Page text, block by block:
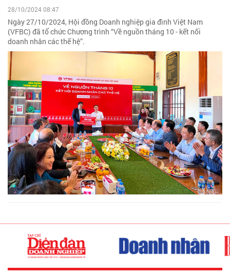
28/10/2024 08:47
Ngày 27/10/2024, Hội đồng Doanh nghiệp gia đình Việt Nam
(VFBC) đã tổ chức Chương trình “Về nguồn tháng 10 - kết nối
doanh nhân các thế hệ”.